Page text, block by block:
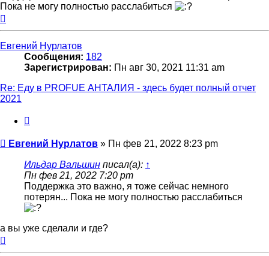
Пока не могу полностью расслабиться
Евгений Нурлатов
Сообщения: 182
Зарегистрирован: Пн авг 30, 2021 11:31 am
Re: Еду в PROFUE АНТАЛИЯ - здесь будет полный отчет
2021
Сообщение
Евгений Нурлатов » Пн фев 21, 2022 8:23 pm
Ильдар Вальшин писал(а): ↑
Пн фев 21, 2022 7:20 pm
Поддержка это важно, я тоже сейчас немного
потерян... Пока не могу полностью расслабиться
а вы уже сделали и где?